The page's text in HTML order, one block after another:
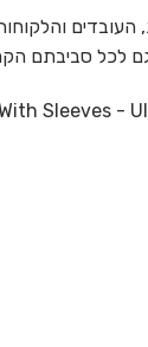
העובדים
לכל סביבתם